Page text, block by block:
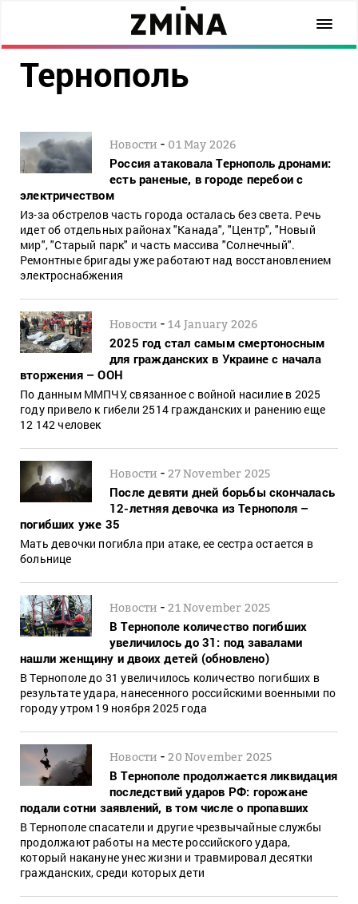
Тернополь
Новости - 01 May 2026
Россия атаковала Тернополь дронами:
есть раненые, в городе перебои с
электричеством
Из-за обстрелов часть города осталась без света. Речь
идет об отдельных районах "Канада", "Центр", "Новый
мир", "Старый парк" и часть массива "Солнечный".
Ремонтные бригады уже работают над восстановлением
электроснабжения
Новости -14 January 2026
2025 год стал самым смертоносным
для гражданских в Украине с начала
вторжения – ООН
По данным ММПЧУ, связанное с войной насилие в 2025
году привело к гибели 2514 гражданских и ранению еще
12 142 человек
Новости -27 November 2025
После девяти дней борьбы скончалась
12-летняя девочка из Тернополя –
погибших уже 35
Мать девочки погибла при атаке, ее сестра остается в
больнице
Новости -21 November 2025
В Тернополе количество погибших
увеличилось до 31: под завалами
нашли женщину и двоих детей (обновлено)
В Тернополе до 31 увеличилось количество погибших в
результате удара, нанесенного российскими военными по
городу утром 19 ноября 2025 года
Новости -20 November 2025
В Тернополе продолжается ликвидация
последствий ударов РФ: горожане
подали сотни заявлений, в том числе о пропавших
В Тернополе спасатели и другие чрезвычайные службы
продолжают работы на месте российского удара,
который накануне унес жизни и травмировал десятки
гражданских, среди которых дети